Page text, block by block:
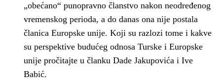
„obećano“ punopravno članstvo nakon neodređenog
vremenskog perioda, a do danas ona nije postala
članica Europske unije. Koji su razlozi tome i kakve
su perspektive budućeg odnosa Turske i Europske
unije pročitajte u članku Dade Jakupovića i Ive
Babić.